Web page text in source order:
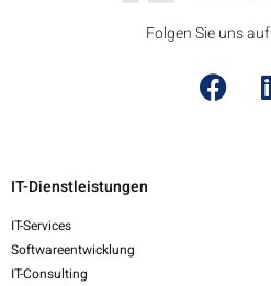
Folgen Sie uns auf
IT-Dienstleistungen
IT-Services
Softwareentwicklung
IT-Consulting